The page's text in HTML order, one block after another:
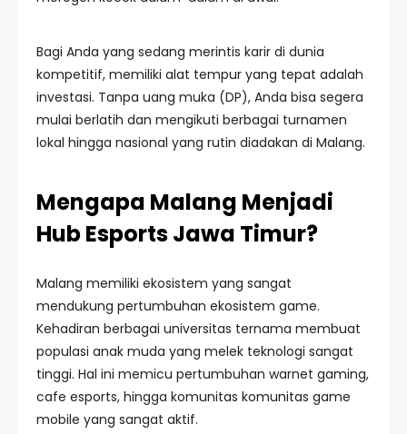
Bagi Anda yang sedang merintis karir di dunia
kompetitif, memiliki alat tempur yang tepat adalah
investasi. Tanpa uang muka (DP), Anda bisa segera
mulai berlatih dan mengikuti berbagai turnamen
lokal hingga nasional yang rutin diadakan di Malang.
Mengapa Malang Menjadi
Hub Esports Jawa Timur?
Malang memiliki ekosistem yang sangat
mendukung pertumbuhan ekosistem game.
Kehadiran berbagai universitas ternama membuat
populasi anak muda yang melek teknologi sangat
tinggi. Hal ini memicu pertumbuhan warnet gaming,
cafe esports, hingga komunitas komunitas game
mobile yang sangat aktif.